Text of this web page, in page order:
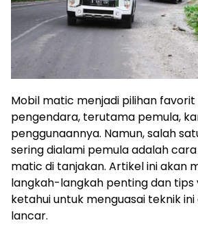
Mobil matic menjadi pilihan
pengendara, terutama pemula,
penggunaannya. Namun, salah
sering dialami pemula adalah
matic di tanjakan. Artikel ini akan
langkah-langkah penting dan tips
ketahui untuk menguasai teknik
lancar.